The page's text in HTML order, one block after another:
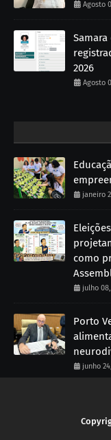
Agosto
2026
Agosto
janeiro
como
julho
Porto
junho